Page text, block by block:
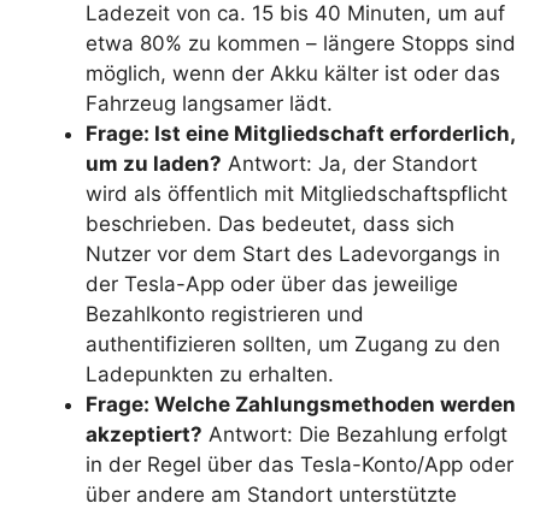
Ladezeit von ca. 15 bis 40 Minuten, um auf
etwa 80% zu kommen – längere Stopps sind
möglich, wenn der Akku kälter ist oder das
Fahrzeug langsamer lädt.
Frage: Ist eine Mitgliedschaft erforderlich,
um zu laden? Antwort: Ja, der Standort
wird als öffentlich mit Mitgliedschaftspflicht
beschrieben. Das bedeutet, dass sich
Nutzer vor dem Start des Ladevorgangs in
der Tesla-App oder über das jeweilige
Bezahlkonto registrieren und
authentifizieren sollten, um Zugang zu den
Ladepunkten zu erhalten.
Frage: Welche Zahlungsmethoden werden
akzeptiert? Antwort: Die Bezahlung erfolgt
in der Regel über das Tesla-Konto/App oder
über andere am Standort unterstützte